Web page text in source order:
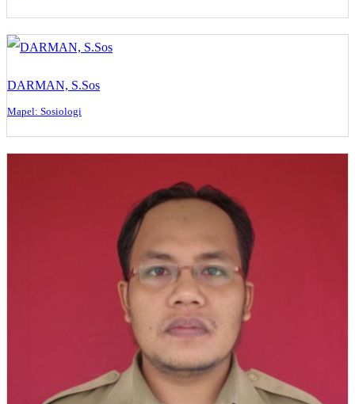
DARMAN, S.Sos
Mapel: Sosiologi